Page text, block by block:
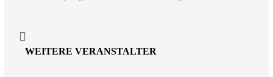
WEITERE VERANSTALTER